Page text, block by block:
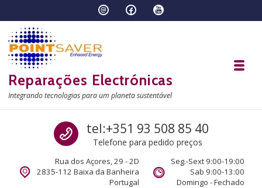
Reparações Electrónicas
Integrando tecnologias para um planeta sustentável
Call us
tel:+351 93 508 85 40
Telefone para pedido preços
Rua dos Açores, 29 - 2D
2835-112 Baixa da Banheira
Portugal
Seg.-Sext 9:00-19:00
Sab 9:00-13:00
Domingo - Fechado